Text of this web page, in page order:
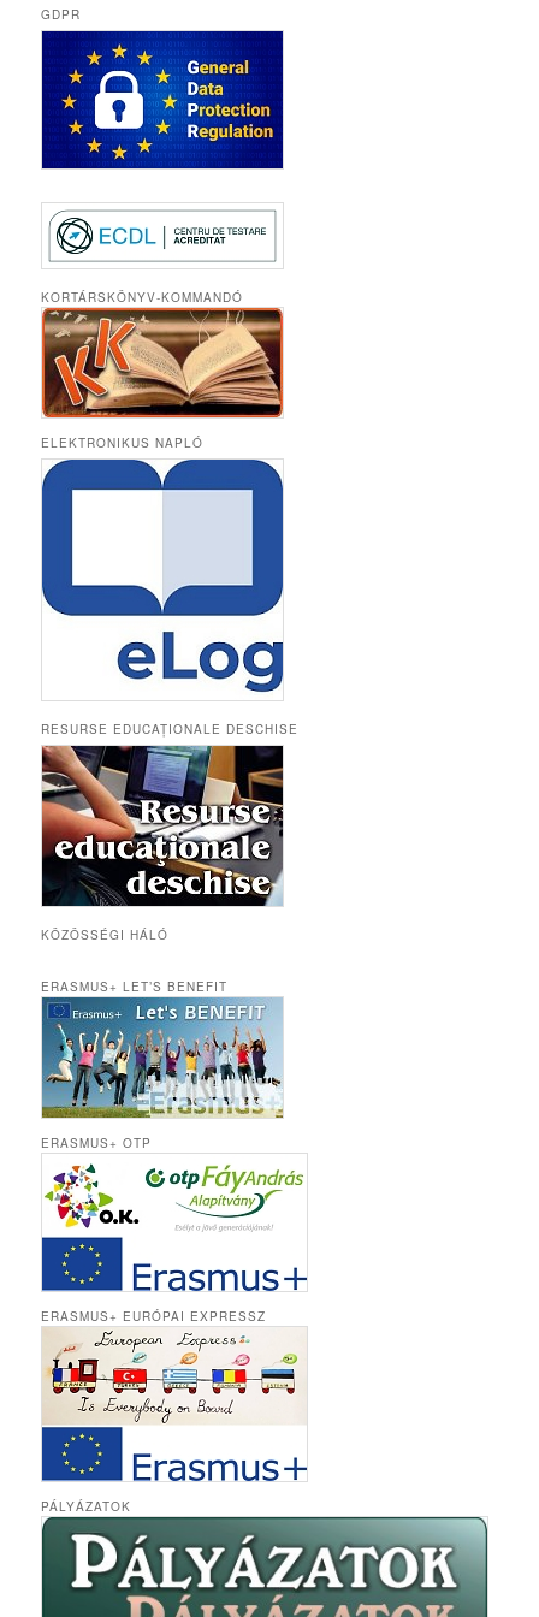
GDPR
KORTÁRSKÖNYV-KOMMANDÓ
ELEKTRONIKUS NAPLÓ
RESURSE EDUCAȚIONALE DESCHISE
KÖZÖSSÉGI HÁLÓ
ERASMUS+ LET’S BENEFIT
ERASMUS+ OTP
ERASMUS+ EURÓPAI EXPRESSZ
PÁLYÁZATOK